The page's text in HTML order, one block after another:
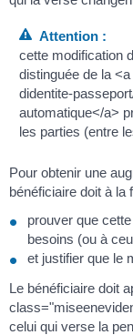
Attention :
cette modification
distinguée de la
didentite-
automatique</a>
les parties (entre
Pour obtenir une
bénéficiaire doit à la
prouver que
besoins (ou à
et justifier que le
Le bénéficiaire doit
celui qui verse la